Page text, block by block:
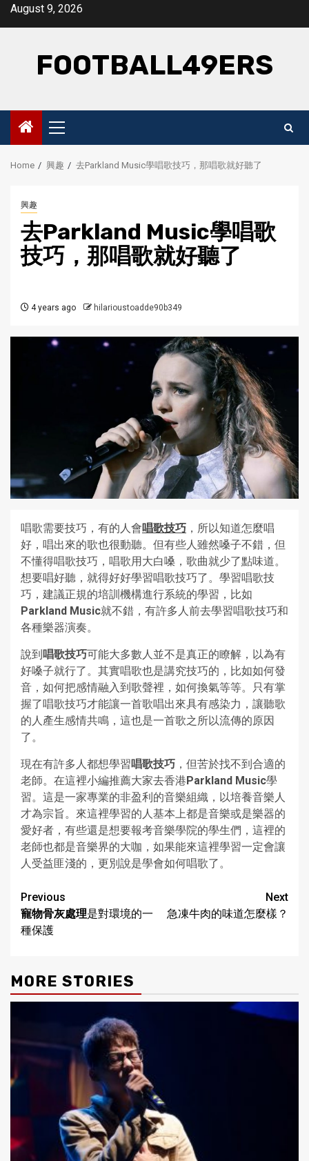
SkipAugust 9, 2026
FOOTBALL49ERS
Primary
Menu
Home 興趣 去Parkland Music學唱歌技巧，那唱歌就好聽了
興趣
去Parkland Music學唱歌
技巧 ，那唱歌就好聽了
4 years ago hilarioustoadde90b349
唱歌需要技巧，有的人會唱歌技巧 ，所以知道怎麼唱
好，唱出來的歌也很動聽。但有些人雖然嗓子不錯，但
不懂得唱歌技巧，唱歌用大白嗓，歌曲就少了點味道。
想要唱好聽，就得好好學習唱歌技巧了。學習唱歌技
巧，建議正規的培訓機構進行系統的學習，比如
Parkland Music就不錯，有許多人前去學習唱歌技巧和
各種樂器演奏。
說到唱歌技巧可能大多數人並不是真正的瞭解，以為有
好嗓子就行了。其實唱歌也是講究技巧的，比如如何發
音，如何把感情融入到歌聲裡，如何換氣等等。只有掌
握了唱歌技巧才能讓一首歌唱出來具有感染力，讓聽歌
的人產生感情共鳴，這也是一首歌之所以流傳的原因
了。
現在有許多人都想學習唱歌技巧 ，但苦於找不到合適的
老師。在這裡小編推薦大家去香港Parkland Music學
習。這是一家專業的非盈利的音樂組織，以培養音樂人
才為宗旨。來這裡學習的人基本上都是音樂或是樂器的
愛好者，有些還是想要報考音樂學院的學生們，這裡的
老師也都是音樂界的大咖，如果能來這裡學習一定會讓
人受益匪淺的，更別說是學會如何唱歌了。
Continue
Reading
Previous
寵物骨灰處理是對環境的一
種保護
Next
急凍牛肉的味道怎麼樣？
MORE STORIES